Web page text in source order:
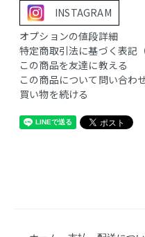
INSTAGRAM
オプションの値段詳細
特定商取引法に基づく表記
この商品を友達に教える
この商品について問い合わ
買い物を続ける